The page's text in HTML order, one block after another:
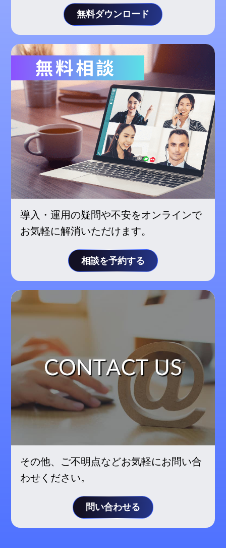
無料ダウンロード
導入・運用の疑問や不安をオンラインで
お気軽に解消いただけます。
相談を予約する
その他、ご不明点などお気軽にお問い合
わせください。
問い合わせる